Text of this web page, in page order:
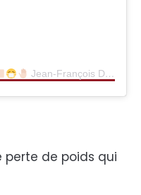
Jean-François Deroubaix (@jeanfrancois_deroubaix)
de poids qui